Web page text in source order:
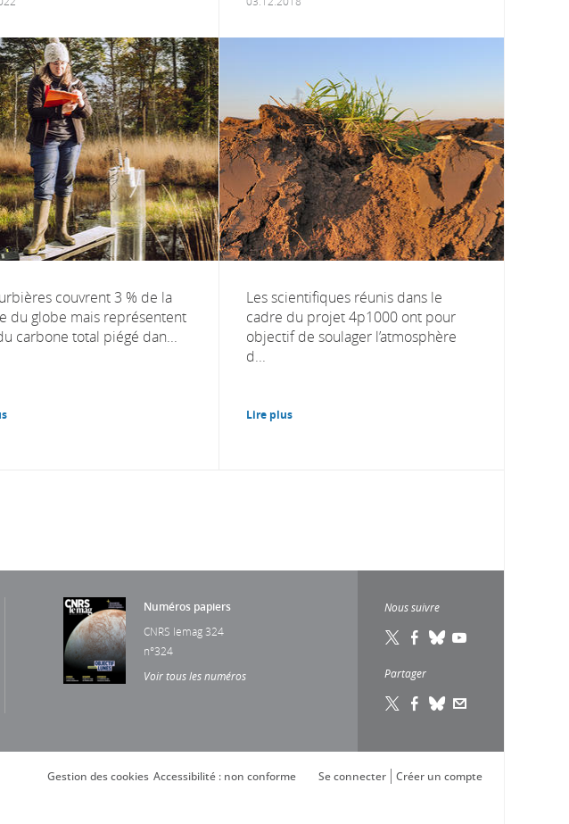
couvrent 3 % de la
du globe mais représentent
carbone total piégé dan...
Les scientifiques réunis dans le
cadre du projet 4p1000 ont pour
objectif de soulager l’atmosphère
d...
Lire plus
Numéros papiers
CNRS lemag 324
n°324
Voir tous les numéros
Nous suivre
Partager
Créer un compte
Se connecter
Accessibilité : non conforme
Gestion des cookies
la conformité avec les réglementations. Personnalisez vos préférences pour